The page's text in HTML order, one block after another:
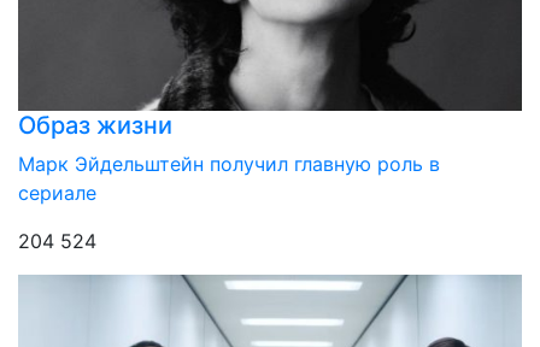
Образ жизни
Марк Эйдельштейн получил главную роль в
сериале
204 524